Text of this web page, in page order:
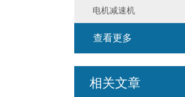
电机减速机
查看更多
相关文章